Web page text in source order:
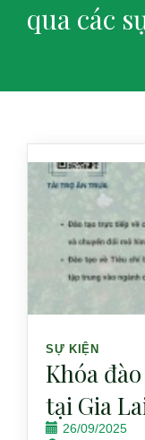
qua các
SỰ KIỆN
Khóa
tại Gia
26/09/2025